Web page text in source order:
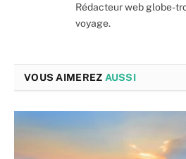
Rédacteur web globe-
voyage.
VOUS AIMEREZ AUSSI